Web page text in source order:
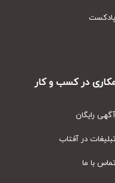
در کسب و کار
رایگان
در آفتاب
با ما